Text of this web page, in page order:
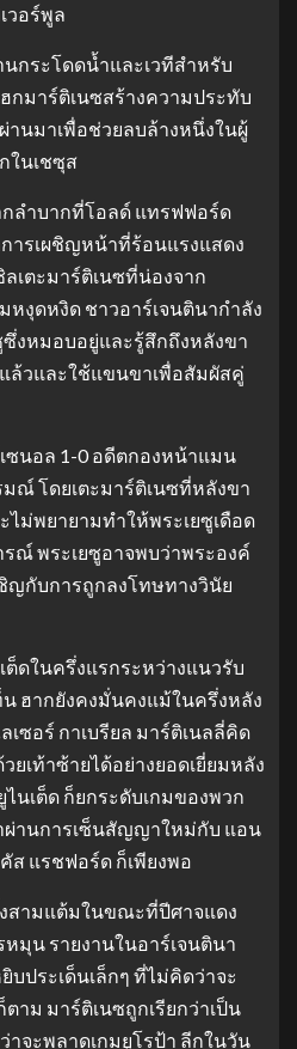
วอร์พูล
กระโดดน้ำและเวทีสำหรับ
กมาร์ติเนซสร้างความประทับ
านมาเพื่อช่วยลบล้างหนึ่งในผู้
ในเชซุส
ลำบากที่โอลด์ แทรฟฟอร์ด
ารเผชิญหน้าที่ร้อนแรงแสดง
เตะมาร์ติเนซที่น่องจาก
หงุดหงิด ชาวอาร์เจนตินากำลัง
ซึ่งหมอบอยู่และรู้สึกถึงหลังขา
ล้วและใช้แขนขาเพื่อสัมผัสคู่
ซนอล 1-0 อดีตกองหน้าแมน
มณ์ โดยเตะมาร์ติเนซที่หลังขา
ไม่พยายามทำให้พระเยซูเดือด
ณ์ พระเยซูอาจพบว่าพระองค์
ญกับการถูกลงโทษทางวินัย
ดในครึ่งแรกระหว่างแนวรับ
ฮากยังคงมั่นคงแม้ในครึ่งหลัง
เซอร์ กาเบรียล มาร์ติเนลลี่คิด
ยเท้าซ้ายได้อย่างยอดเยี่ยมหลัง
ไนเต็ด ก็ยกระดับเกมของพวก
ผ่านการเซ็นสัญญาใหม่กับ แอน
ส แรชฟอร์ด ก็เพียงพอ
สามแต้มในขณะที่ปีศาจแดง
มุน รายงานในอาร์เจนตินา
ประเด็นเล็กๆ ที่ไม่คิดว่าจะ
ตาม มาร์ติเนซถูกเรียกว่าเป็น
าจะพลาดเกมยูโรป้า ลีกในวัน